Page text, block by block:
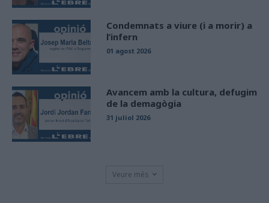
Condemnats a viure (i a morir) a
l’infern
01 agost 2026
Avancem amb la cultura, defugim
de la demagògia
31 juliol 2026
Veure més